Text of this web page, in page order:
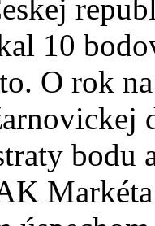
10
O rok
bodu